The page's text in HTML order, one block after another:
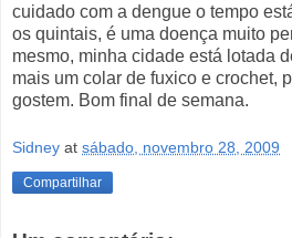
cuidado com a dengue o tempo
os quintais, é uma doença muito
mesmo, minha cidade está lotada
mais um colar de fuxico e crochet,
gostem. Bom final de semana.
Sidney at sábado, novembro 28, 2009
Compartilhar